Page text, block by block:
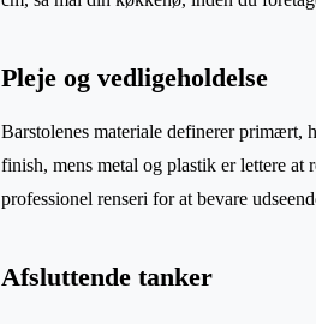
Pleje og vedligeholdelse
Barstolenes materiale definerer primært,
finish, mens metal og plastik er lettere
professionel renseri for at bevare
Afsluttende tanker